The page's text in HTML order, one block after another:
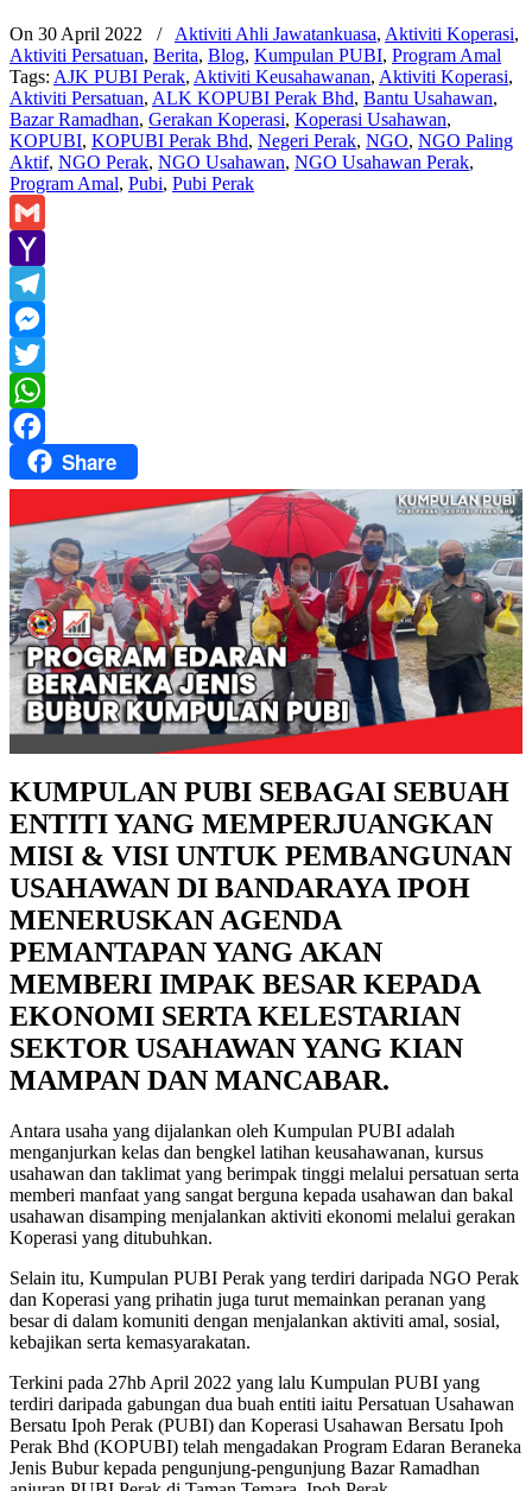
On 30 April 2022 / Aktiviti Ahli Jawatankuasa, Aktiviti Koperasi,
Aktiviti Persatuan, Berita, Blog, Kumpulan PUBI, Program Amal
Tags: AJK PUBI Perak, Aktiviti Keusahawanan, Aktiviti Koperasi,
Aktiviti Persatuan, ALK KOPUBI Perak Bhd, Bantu Usahawan,
Bazar Ramadhan, Gerakan Koperasi, Koperasi Usahawan,
KOPUBI, KOPUBI Perak Bhd, Negeri Perak, NGO, NGO Paling
Aktif, NGO Perak, NGO Usahawan, NGO Usahawan Perak,
Program Amal, Pubi, Pubi Perak
Gmail
Yahoo
Mail
Telegram
Messenger
Twitter
WhatsApp
FacebookShare
KUMPULAN PUBI SEBAGAI SEBUAH
ENTITI YANG MEMPERJUANGKAN
MISI & VISI UNTUK PEMBANGUNAN
USAHAWAN DI BANDARAYA IPOH
MENERUSKAN AGENDA
PEMANTAPAN YANG AKAN
MEMBERI IMPAK BESAR KEPADA
EKONOMI SERTA KELESTARIAN
SEKTOR USAHAWAN YANG KIAN
MAMPAN DAN MANCABAR.
Antara usaha yang dijalankan oleh Kumpulan PUBI adalah
menganjurkan kelas dan bengkel latihan keusahawanan, kursus
usahawan dan taklimat yang berimpak tinggi melalui persatuan serta
memberi manfaat yang sangat berguna kepada usahawan dan bakal
usahawan disamping menjalankan aktiviti ekonomi melalui gerakan
Koperasi yang ditubuhkan.
Selain itu, Kumpulan PUBI Perak yang terdiri daripada NGO Perak
dan Koperasi yang prihatin juga turut memainkan peranan yang
besar di dalam komuniti dengan menjalankan aktiviti amal, sosial,
kebajikan serta kemasyarakatan.
Terkini pada 27hb April 2022 yang lalu Kumpulan PUBI yang
terdiri daripada gabungan dua buah entiti iaitu Persatuan Usahawan
Bersatu Ipoh Perak (PUBI) dan Koperasi Usahawan Bersatu Ipoh
Perak Bhd (KOPUBI) telah mengadakan Program Edaran Beraneka
Jenis Bubur kepada pengunjung-pengunjung Bazar Ramadhan